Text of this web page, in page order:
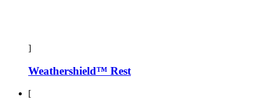
]
Weathershield™ Rest
[